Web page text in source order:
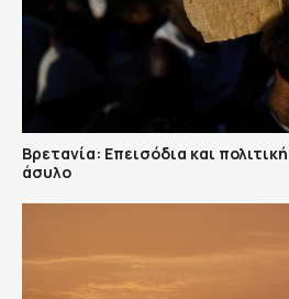
Βρετανία: Επεισόδια και
άσυλο